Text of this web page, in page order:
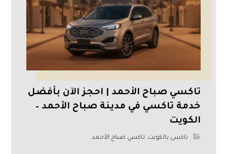
تاكسي صباح الأحمد | احجز الآن بأفضل
خدمة تاكسي في مدينة صباح الأحمد –
الكويت
تاكسى بالكويت, تاكسي صباح الأحمد